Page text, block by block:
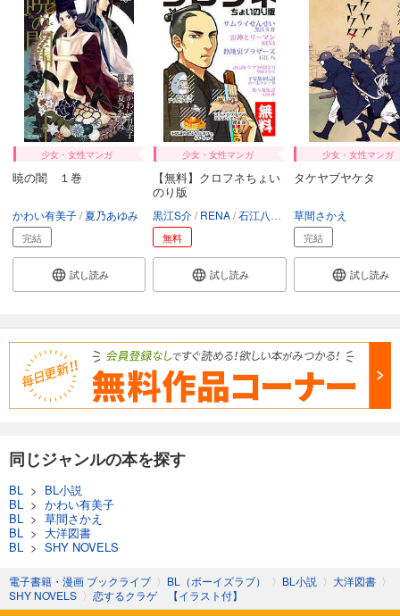
少女・女性マンガ
暁の闇 １巻
かわい有美子 夏乃あゆみ
完結
試し読み
少女・女性マンガ
【無料】クロフネちょい
のり版
黒江S介 RENA 石江八 草間さかえ ホームラン
無料
試し読み
少女・女性マンガ
タケヤブヤケタ
草間さかえ
完結
試し読み
同じジャンルの本を探す
BL > BL小説
BL > かわい有美子
BL > 草間さかえ
BL > 大洋図書
BL > SHY NOVELS
電子書籍・漫画 ブックライブ 〉 BL（ボーイズラブ） 〉 BL小説 〉 大洋図書 〉
SHY NOVELS 〉 恋するクラゲ 【イラスト付】